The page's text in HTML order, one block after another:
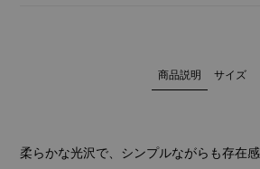
商品説明 サイズ
柔らかな光沢で、シンプルながらも存在